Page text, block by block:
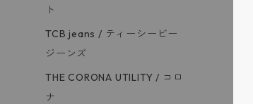
ト
TCB jeans / ティーシービー
ジーンズ
THE CORONA UTILITY / コロ
ナ